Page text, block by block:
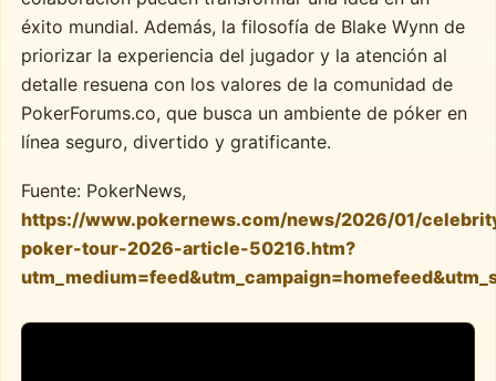
éxito mundial. Además, la filosofía de Blake Wynn de
priorizar la experiencia del jugador y la atención al
detalle resuena con los valores de la comunidad de
PokerForums.co, que busca un ambiente de póker en
línea seguro, divertido y gratificante.
Fuente: PokerNews,
https://www.pokernews.com/news/2026/01/
poker-tour-2026-article-50216.htm?